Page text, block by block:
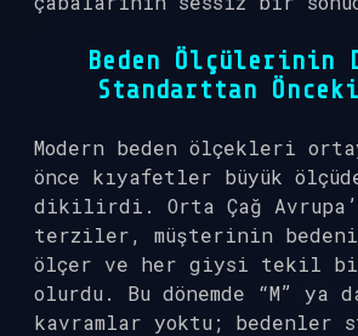
Beden Ölçülerinin
Standarttan
Modern beden ölçekleri
önce kıyafetler büyük
dikilirdi. Orta Çağ
terziler, müşterinin
ölçer ve her giysi tekil
olurdu. Bu dönemde “M” ya
kavramlar yoktu; bedenler